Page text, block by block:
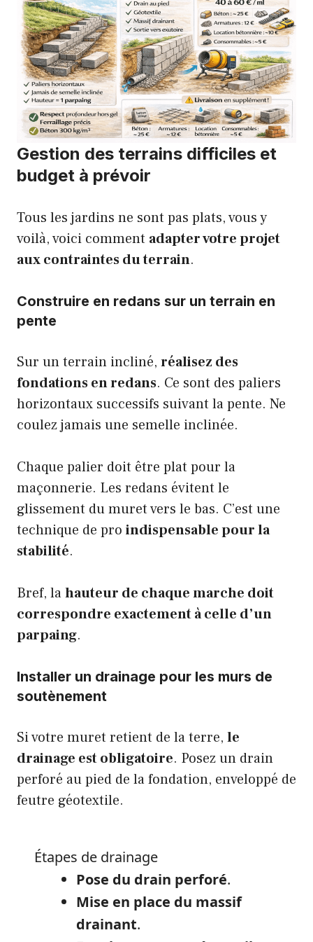
Gestion des terrains difficiles et
budget à prévoir
Tous les jardins ne sont pas plats, vous y
voilà, voici comment adapter votre projet
aux contraintes du terrain.
Construire en redans sur un terrain en
pente
Sur un terrain incliné, réalisez des
fondations en redans. Ce sont des paliers
horizontaux successifs suivant la pente. Ne
coulez jamais une semelle inclinée.
Chaque palier doit être plat pour la
maçonnerie. Les redans évitent le
glissement du muret vers le bas. C’est une
technique de pro indispensable pour la
stabilité.
Bref, lahauteur de chaque marche doit
correspondre exactement à celle d’un
parpaing.
Installer un drainage pour les murs de
soutènement
Si votre muret retient de la terre, le
drainage est obligatoire. Posez un drain
perforé au pied de la fondation, enveloppé de
feutre géotextile.
Étapes de drainage
Pose du drain perforé.
Mise en place du massif
drainant.